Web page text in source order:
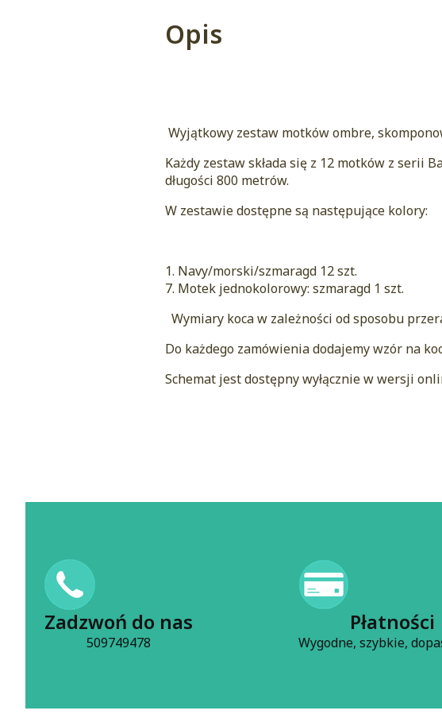
Opis
Wyjątkowy zestaw motków ombre,
Każdy zestaw składa się z 12 motków z serii
długości 800 metrów.
W zestawie dostępne są następujące kolory:
1. Navy/morski/szmaragd 12 szt.
7. Motek jednokolorowy: szmaragd 1 szt.
Wymiary koca w zależności od sposobu
Do każdego zamówienia dodajemy wzór na
Schemat jest dostępny wyłącznie w wersji
Zadzwoń do nas
509749478
Płatności
Wygodne, szybkie,